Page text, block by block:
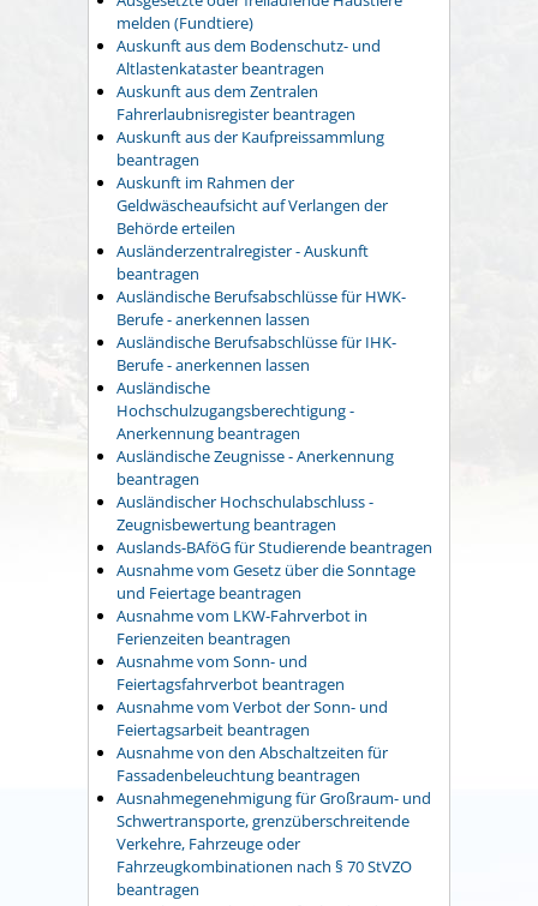
melden (Fundtiere)
Auskunft aus dem Bodenschutz- und
Altlastenkataster beantragen
Auskunft aus dem Zentralen
Fahrerlaubnisregister beantragen
Auskunft aus der Kaufpreissammlung
beantragen
Auskunft im Rahmen der
Geldwäscheaufsicht auf Verlangen der
Behörde erteilen
Ausländerzentralregister - Auskunft
beantragen
Ausländische Berufsabschlüsse für HWK-
Berufe - anerkennen lassen
Ausländische Berufsabschlüsse für IHK-
Berufe - anerkennen lassen
Ausländische
Hochschulzugangsberechtigung -
Anerkennung beantragen
Ausländische Zeugnisse - Anerkennung
beantragen
Ausländischer Hochschulabschluss -
Zeugnisbewertung beantragen
Auslands-BAföG für Studierende beantragen
Ausnahme vom Gesetz über die Sonntage
und Feiertage beantragen
Ausnahme vom LKW-Fahrverbot in
Ferienzeiten beantragen
Ausnahme vom Sonn- und
Feiertagsfahrverbot beantragen
Ausnahme vom Verbot der Sonn- und
Feiertagsarbeit beantragen
Ausnahme von den Abschaltzeiten für
Fassadenbeleuchtung beantragen
Ausnahmegenehmigung für Großraum- und
Schwertransporte, grenzüberschreitende
Verkehre, Fahrzeuge oder
Fahrzeugkombinationen nach § 70 StVZO
beantragen